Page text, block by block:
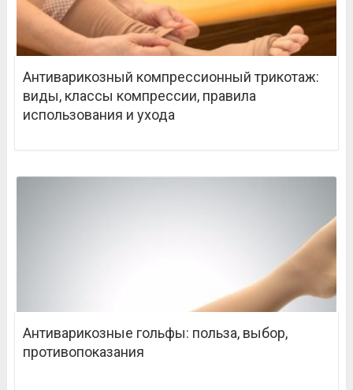
Антиварикозный компрессионный трикотаж:
виды, классы компрессии, правила
использования и ухода
Антиварикозные гольфы: польза, выбор,
противопоказания